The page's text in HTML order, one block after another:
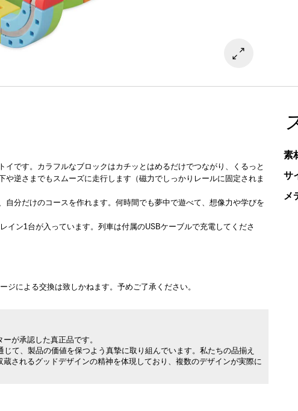
です。カラフルなブロックはカチッとはめるだけでつながり、くるっと
逆さまでもスムーズに走行します（磁力でしっかりレールに固定されま
分だけのコースを作れます。何時間でも夢中で遊べて、想像力や学びを
イン1台が入っています。列車は付属のUSBケーブルで充電してくださ
による交換は致しかねます。予めご了承ください。
が承認した真正品です。
て、製品の価値を保つよう真摯に取り組んでいます。私たちの品揃え
されるグッドデザインの精神を体現しており、複数のデザインが実際に
素
サ
メ